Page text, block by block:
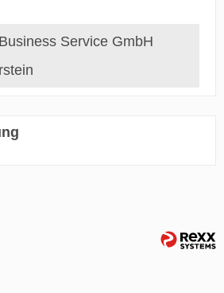
Service GmbH